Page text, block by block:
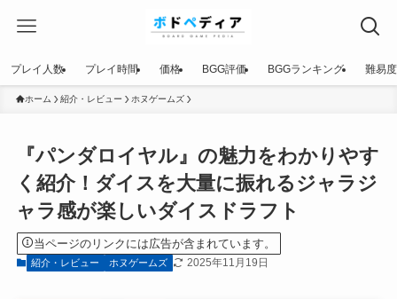
プレイ人数 プレイ時間 価格 BGG評価 BGGランキング 難易度
ホーム 紹介・レビュー ホヌゲームズ
『パンダロイヤル』の魅力をわかりやす
く紹介！ダイスを大量に振れるジャラジ
ャラ感が楽しいダイスドラフト
当ページのリンクには広告が含まれています。
紹介・レビュー ホヌゲームズ 2025年11月19日